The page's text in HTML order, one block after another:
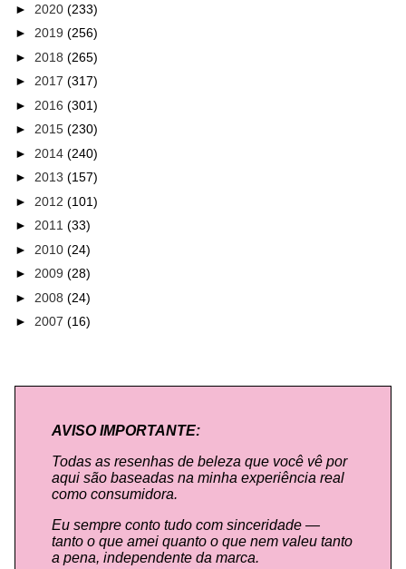
► 2020 (233)
► 2019 (256)
► 2018 (265)
► 2017 (317)
► 2016 (301)
► 2015 (230)
► 2014 (240)
► 2013 (157)
► 2012 (101)
► 2011 (33)
► 2010 (24)
► 2009 (28)
► 2008 (24)
► 2007 (16)
AVISO IMPORTANTE:
Todas as resenhas de beleza que você vê por
aqui são baseadas na minha experiência real
como consumidora.
Eu sempre conto tudo com sinceridade —
tanto o que amei quanto o que nem valeu tanto
a pena, independente da marca.